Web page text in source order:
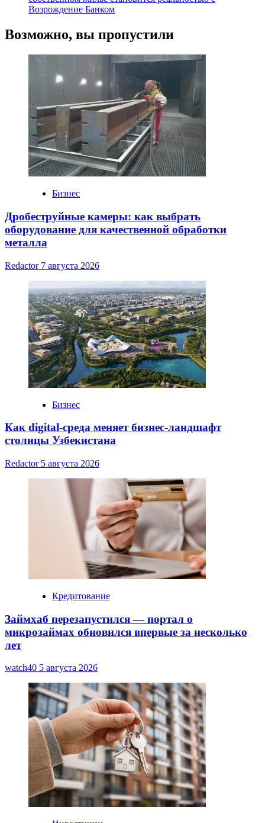
Возрождение Банком
Возможно, вы пропустили
Бизнес
Дробеструйные камеры: как выбрать
оборудование для качественной обработки
металла
Redactor 7 августа 2026
Бизнес
Как digital-среда меняет бизнес-ландшафт
столицы Узбекистана
Redactor 5 августа 2026
Кредитование
Займхаб перезапустился — портал о
микрозаймах обновился впервые за несколько
лет
watch40 5 августа 2026